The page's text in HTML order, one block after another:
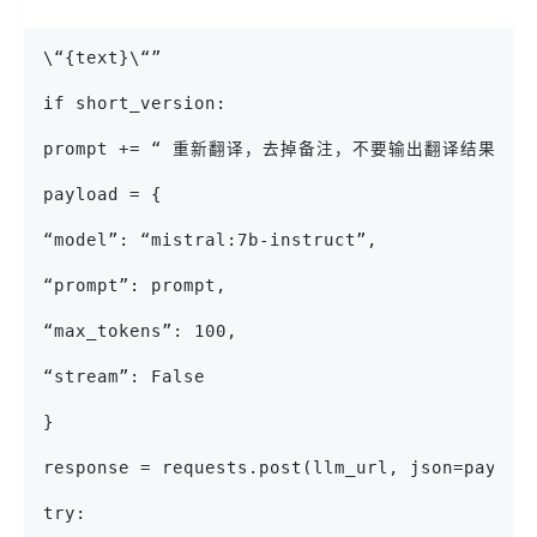
\“{text}\“”
if short_version:
prompt += “ 重新翻译，去掉备注，不要输出翻译结果外的
payload = {
“model”: “mistral:7b-instruct”,
“prompt”: prompt,
“max_tokens”: 100,
“stream”: False
}
response = requests.post(llm_url,
try: